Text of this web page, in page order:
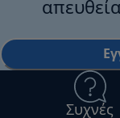
Συχνές